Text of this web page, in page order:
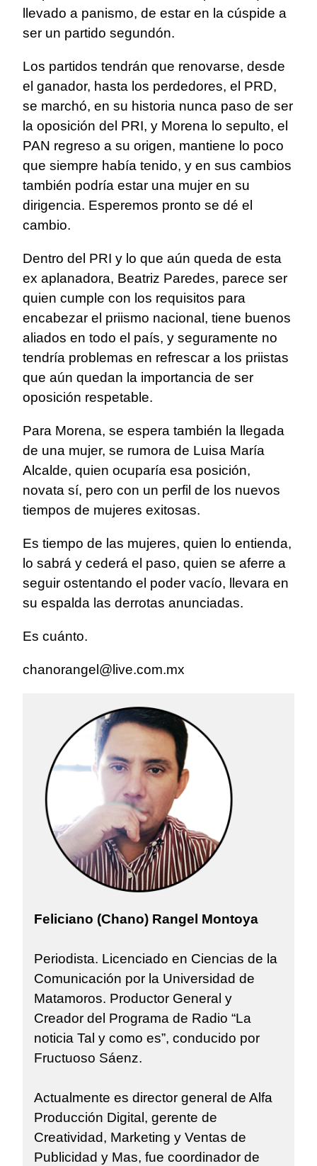
llevado a panismo, de estar en la cúspide a
ser un partido segundón.
Los partidos tendrán que renovarse, desde
el ganador, hasta los perdedores, el PRD,
se marchó, en su historia nunca paso de ser
la oposición del PRI, y Morena lo sepulto, el
PAN regreso a su origen, mantiene lo poco
que siempre había tenido, y en sus cambios
también podría estar una mujer en su
dirigencia. Esperemos pronto se dé el
cambio.
Dentro del PRI y lo que aún queda de esta
ex aplanadora, Beatriz Paredes, parece ser
quien cumple con los requisitos para
encabezar el priismo nacional, tiene buenos
aliados en todo el país, y seguramente no
tendría problemas en refrescar a los priistas
que aún quedan la importancia de ser
oposición respetable.
Para Morena, se espera también la llegada
de una mujer, se rumora de Luisa María
Alcalde, quien ocuparía esa posición,
novata sí, pero con un perfil de los nuevos
tiempos de mujeres exitosas.
Es tiempo de las mujeres, quien lo entienda,
lo sabrá y cederá el paso, quien se aferre a
seguir ostentando el poder vacío, llevara en
su espalda las derrotas anunciadas.
Es cuánto.
chanorangel@live.com.mx
Feliciano (Chano) Rangel Montoya
Periodista. Licenciado en Ciencias de la
Comunicación por la Universidad de
Matamoros. Productor General y
Creador del Programa de Radio “La
noticia Tal y como es”, conducido por
Fructuoso Sáenz.
Actualmente es director general de Alfa
Producción Digital, gerente de
Creatividad, Marketing y Ventas de
Publicidad y Mas, fue coordinador de